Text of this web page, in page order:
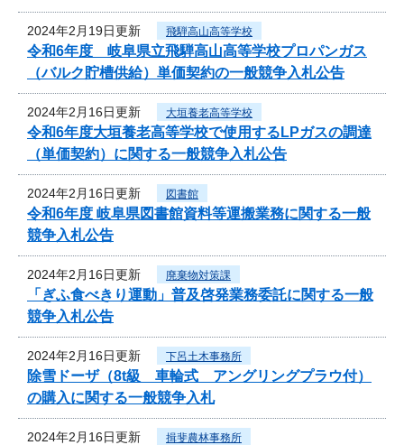
2024年2月19日更新 飛騨高山高等学校
令和6年度 岐阜県立飛騨高山高等学校プロパンガス
（バルク貯槽供給）単価契約の一般競争入札公告
2024年2月16日更新 大垣養老高等学校
令和6年度大垣養老高等学校で使用するLPガスの調達
（単価契約）に関する一般競争入札公告
2024年2月16日更新 図書館
令和6年度 岐阜県図書館資料等運搬業務に関する一般
競争入札公告
2024年2月16日更新 廃棄物対策課
「ぎふ食べきり運動」普及啓発業務委託に関する一般
競争入札公告
2024年2月16日更新 下呂土木事務所
除雪ドーザ（8t級 車輪式 アングリングプラウ付）
の購入に関する一般競争入札
2024年2月16日更新 揖斐農林事務所